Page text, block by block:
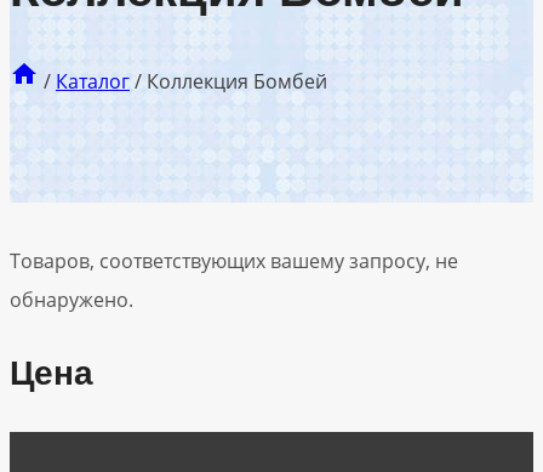
/ Каталог/ Коллекция Бомбей
Товаров, соответствующих вашему запросу, не
обнаружено.
Цена